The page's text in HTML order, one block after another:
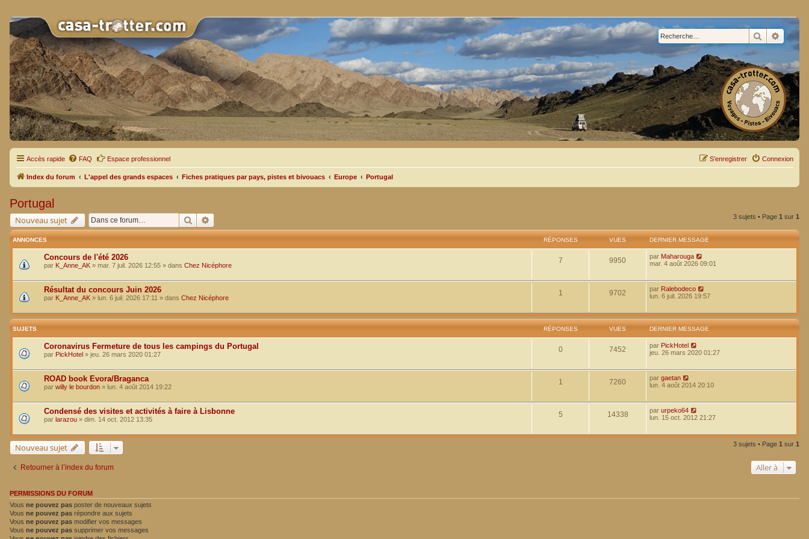
Rechercher
Accès rapide FAQ Espace professionnel Connexion
S’enregistrer
Index du forum L'appel des grands espaces Fiches pratiques par pays, pistes et bivouacs Europe Portugal
Portugal
Nouveau sujet Rechercher 3 sujets • Page 1 sur 1
ANNONCES RÉPONSES VUES DERNIER MESSAGE
Concours de l'été 2026
par K_Anne_AK » mar. 7 juil. 2026 12:55 » dans Chez Nicéphore
7 9950 par Maharouga
mar. 4 août 2026 09:01
Résultat du concours Juin 2026
par K_Anne_AK » lun. 6 juil. 2026 17:11 » dans Chez Nicéphore
1 9702 par Ralebodeco
lun. 6 juil. 2026 19:57
SUJETS RÉPONSES VUES DERNIER MESSAGE
Coronavirus Fermeture de tous les campings du Portugal
par PickHotel » jeu. 26 mars 2020 01:27
0 7452 par PickHotel
jeu. 26 mars 2020 01:27
ROAD book Evora/Braganca
par willy le bourdon » lun. 4 août 2014 19:22
1 7260 par gaetan
lun. 4 août 2014 20:10
Condensé des visites et activités à faire à Lisbonne
par larazou » dim. 14 oct. 2012 13:35
5 14338 par urpeko64
lun. 15 oct. 2012 21:27
Nouveau sujet 3 sujets • Page 1 sur 1
Retourner à l’index du forum Aller à
PERMISSIONS DU FORUM
Vous ne pouvez pas poster de nouveaux sujets
Vous ne pouvez pas répondre aux sujets
Vous ne pouvez pas modifier vos messages
Vous ne pouvez pas supprimer vos messages